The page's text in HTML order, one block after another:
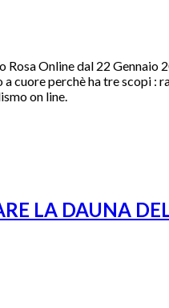
Online dal 22
cuore perchè ha tre scopi
on line.
LA DAUNA